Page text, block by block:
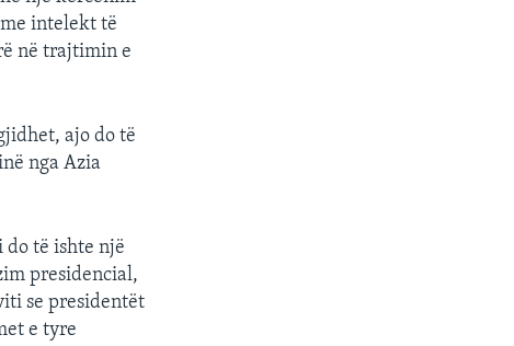
intelekt të
në trajtimin e
ajo do të
nga Azia
do të ishte një
presidencial,
se presidentët
e tyre